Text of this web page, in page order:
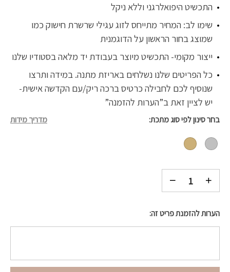
התכשיט היפואלרגני וללא ניקל
שימו לב: המחיר מתייחס לזוג עגילי שרשרת חישוק כמו
שמוצג בחור הראשון על הדוגמנית
ייצור מקומי- התכשיט מיוצר בעבודת יד מלאה בסטודיו שלנו
כל הפריטים שלנו נשלחים באריזת מתנה. במידה ותרצו
שנוסיף לכם לחבילה כרטיס ברכה ריק/עם הקדשה אישית-
יש לציין זאת ב”הערות להזמנה”
בחר סינון לפי סוג מתכת מדריך מידות
הערות להזמנת פריט זה: